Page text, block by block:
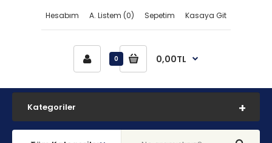
Hesabım A. Listem (0) Sepetim Kasaya Git
0 0,00TL
Kategoriler